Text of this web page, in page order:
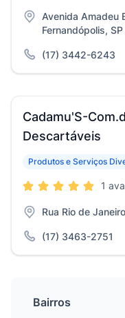
Avenida Amadeu
Fernandópolis, SP
(17) 3442-6243
Cadamu'S-
Descartáveis
Produtos e Serviços
1
Rua Rio de
(17) 3463-2751
Bairros